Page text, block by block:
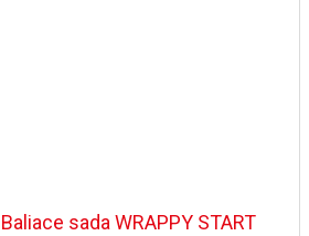
Baliace sada WRAPPY START